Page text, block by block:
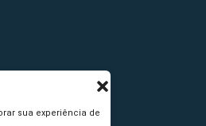
sua experiência de